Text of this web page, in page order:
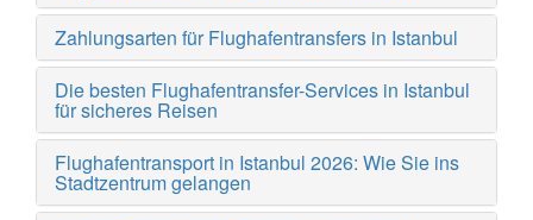
Zahlungsarten für Flughafentransfers in Istanbul
Die besten Flughafentransfer-Services in Istanbul
für sicheres Reisen
Flughafentransport in Istanbul 2026: Wie Sie ins
Stadtzentrum gelangen